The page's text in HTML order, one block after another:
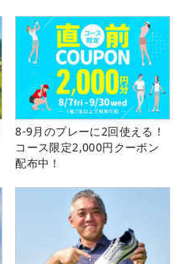
8-9月のプレーに2回使える！
コース限定2,000円クーポン
配布中！